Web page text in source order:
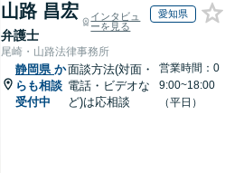
山路 昌宏
弁護士
インタビュ
ーを見る
愛知県
尾崎・山路法律事務所
静岡県 か
らも相談
受付中
面談方法(対面・
電話・ビデオな
ど)は応相談
営業時間：0
9:00~18:00
（平日）